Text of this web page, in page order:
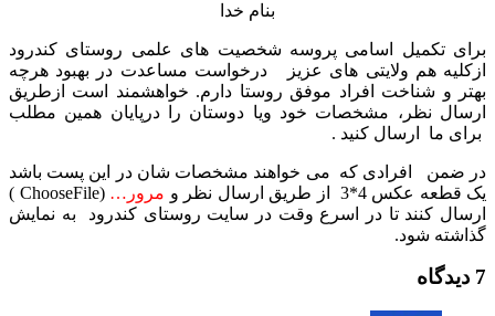
بنام خدا
برای تکمیل اسامی پروسه شخصیت های علمی روستای کندرود
ازکلیه هم ولایتی های عزیز درخواست مساعدت در بهبود هرچه
بهتر و شناخت افراد موفق روستا دارم. خواهشمند است ازطریق
ارسال نظر، مشخصات خود ویا دوستان را درپایان همین مطلب
برای ما ارسال کنید .
در ضمن افرادی که می خواهند مشخصات شان در این پست باشد
یک قطعه عکس 4*3 از طریق ارسال نظر و
مرور…
(ChooseFile )
ارسال کنند تا در اسرع وقت در سایت روستای کندرود به نمایش
گذاشته شود.
7 دیدگاه